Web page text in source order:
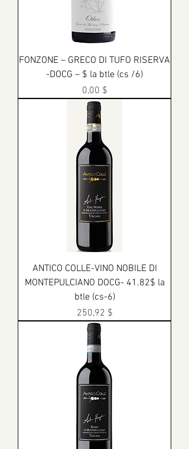
FONZONE – GRECO DI TUFO RISERVA
-DOCG – $ la btle (cs /6)
Prix
0,00 $
ANTICO COLLE-VINO NOBILE DI
MONTEPULCIANO DOCG- 41.82$ la
btle (cs-6)
Prix
250,92 $